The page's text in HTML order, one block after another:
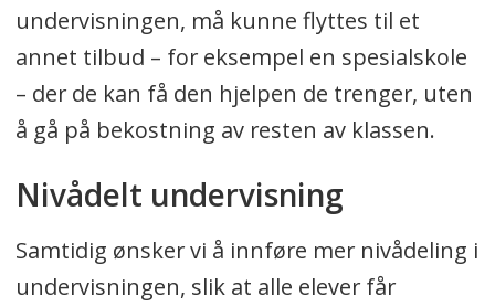
undervisningen, må kunne flyttes til et
annet tilbud – for eksempel en spesialskole
– der de kan få den hjelpen de trenger, uten
å gå på bekostning av resten av klassen.
Nivådelt undervisning
Samtidig ønsker vi å innføre mer nivådeling i
undervisningen, slik at alle elever får